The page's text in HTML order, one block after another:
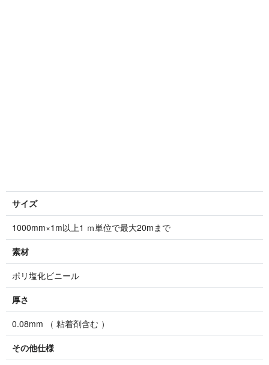
サイズ
1000mm×1m以上1 ｍ単位で最大20mまで
素材
ポリ塩化ビニール
厚さ
0.08mm （ 粘着剤含む ）
その他仕様